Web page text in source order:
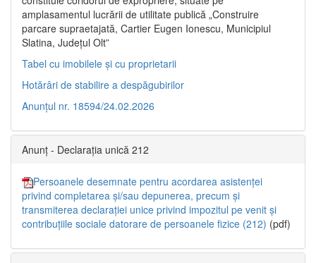
amplasamentul lucrării de utilitate publică „Construire
parcare supraetajată, Cartier Eugen Ionescu, Municipiul
Slatina, Județul Olt”
Tabel cu imobilele și cu proprietarii
Hotărâri de stabilire a despăgubirilor
Anunțul nr. 18594/24.02.2026
Anunț - Declarația unică 212
Persoanele desemnate pentru acordarea asistenței
privind completarea și/sau depunerea, precum și
transmiterea declarației unice privind impozitul pe venit și
contribuțiile sociale datorare de persoanele fizice (212) (pdf)